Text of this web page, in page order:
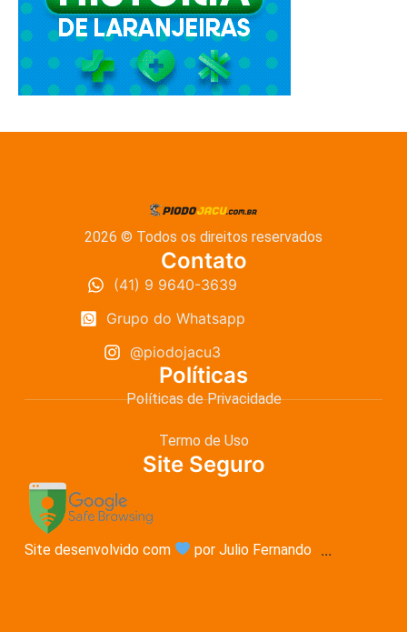
2026 © Todos os direitos reservados
Contato
(41) 9 9640-3639
Grupo do Whatsapp
@piodojacu3
Políticas
Políticas de Privacidade
Termo de Uso
Site Seguro
Site desenvolvido com por Julio Fernando ...